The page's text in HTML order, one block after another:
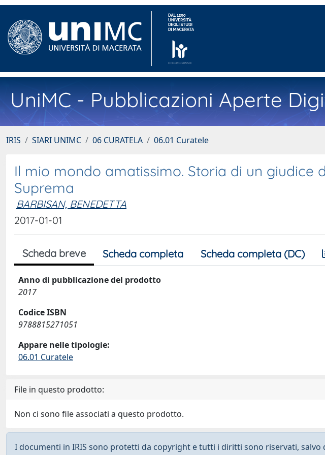
UniMC - Pubblicazioni Aperte
IRIS SIARI UNIMC 06 CURATELA 06.01 Curatele
Il mio mondo amatissimo. Storia di un giudice
Suprema
BARBISAN, BENEDETTA
2017-01-01
Scheda breve Scheda completa Scheda completa (DC)
Anno di pubblicazione del prodotto
2017
Codice ISBN
9788815271051
Appare nelle tipologie:
06.01 Curatele
File in questo prodotto:
Non ci sono file associati a questo prodotto.
I documenti in IRIS sono protetti da copyright e tutti i diritti sono riservati, salvo